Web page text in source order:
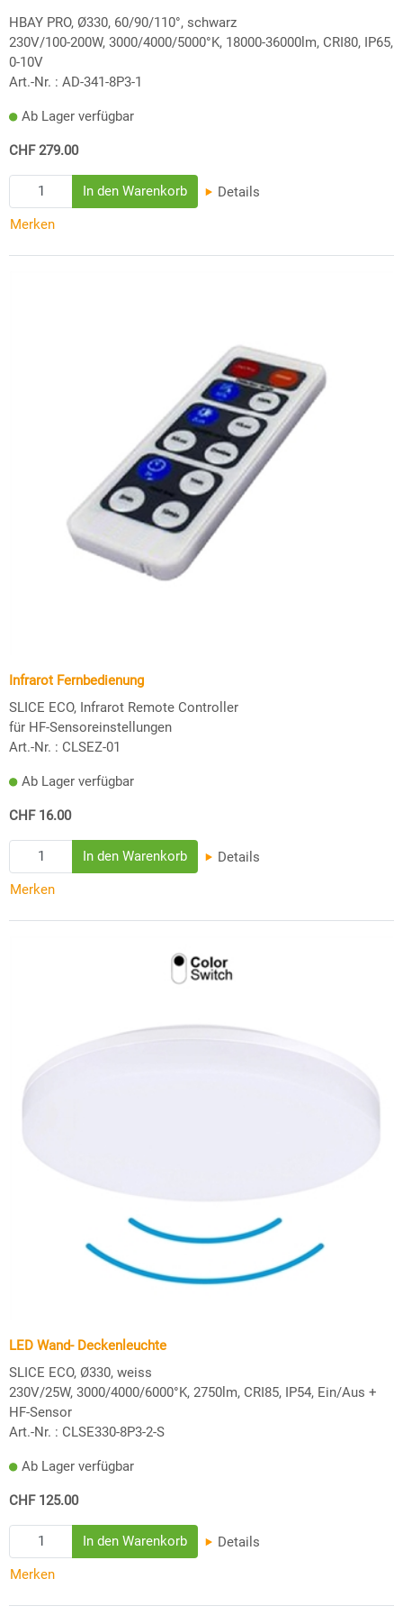
HBAY PRO, Ø330, 60/90/110°, schwarz
230V/100-200W, 3000/4000/5000°K, 18000-36000lm, CRI80, IP65,
0-10V
Art.-Nr. : AD-341-8P3-1
Ab Lager verfügbar
CHF 279.00
Details
Merken
Infrarot Fernbedienung
SLICE ECO, Infrarot Remote Controller
für HF-Sensoreinstellungen
Art.-Nr. : CLSEZ-01
Ab Lager verfügbar
CHF 16.00
Details
Merken
LED Wand- Deckenleuchte
SLICE ECO, Ø330, weiss
230V/25W, 3000/4000/6000°K, 2750lm, CRI85, IP54, Ein/Aus +
HF-Sensor
Art.-Nr. : CLSE330-8P3-2-S
Ab Lager verfügbar
CHF 125.00
Details
Merken